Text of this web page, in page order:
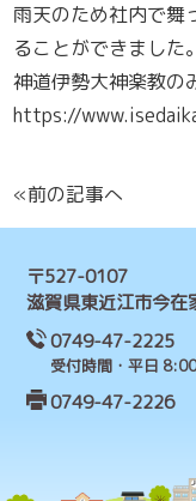
雨天のため社内で舞
ることができました。
神道伊勢大神楽教の
https://
«前の記事へ
〒527-0107
滋賀県東近江市今在
0749-47-2225
受付時間・平日
0749-47-2226